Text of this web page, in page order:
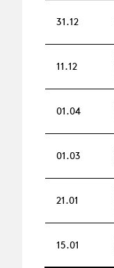
31.12
11.12
01.04
01.03
21.01
15.01